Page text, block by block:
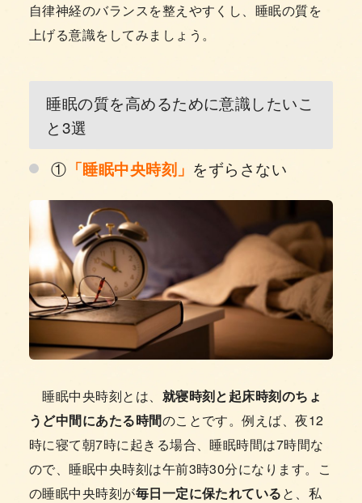
自律神経のバランスを整えやすくし、睡眠の質を
上げる意識をしてみましょう。
睡眠の質を高めるために意識したいこ
と3選
① 「睡眠中央時刻」 をずらさない
睡眠中央時刻とは、 就寝時刻と起床時刻のちょ
うど中間にあたる時間のことです。例えば、夜12
時に寝て朝7時に起きる場合、睡眠時間は7時間な
ので、睡眠中央時刻は午前3時30分になります。こ
の睡眠中央時刻が毎日一定に保たれていると、私